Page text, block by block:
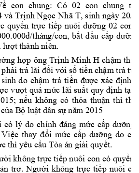
ề con chung: Có 02 con chung tê
và Trịnh Ngọc Nhã T, sinh ngày 20/
quyền trực tiếp nuôi dưỡng 02 con
tháng/con, bắt đầu cấp
lượt thành niên.
hợp ông Trịnh Minh H chậm thi
phải trả lãi đối với số tiền chậm trả
sinh do chậm trả tiền được xác định
vượt quá mức lãi suất quy định tại
nếu không có thỏa thuận thì
Bộ luật dân sự năm 2015
có lý do chính đáng mức cấp dưỡng
Việc thay đổi mức cấp dưỡng do
thì yêu cầu Tòa án giải quyết.
không trực tiếp nuôi con có
trở. Người không trực tiếp nuôi